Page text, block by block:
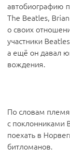
автобиографию
The Beatles,
о своих
участники
а ещё он давал
вождения.
По словам
с поклонниками
поехать в
битломанов.